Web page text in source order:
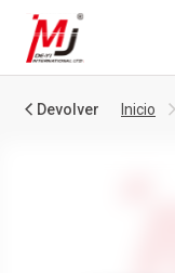
Devolver Inicio